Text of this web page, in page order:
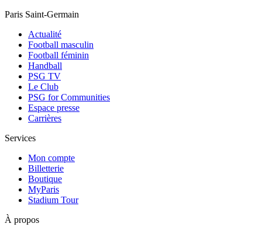
Paris Saint-Germain
Actualité
Football masculin
Football féminin
Handball
PSG TV
Le Club
PSG for Communities
Espace presse
Carrières
Services
Mon compte
Billetterie
Boutique
MyParis
Stadium Tour
À propos